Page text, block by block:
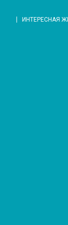
ИНТЕРЕСНАЯ